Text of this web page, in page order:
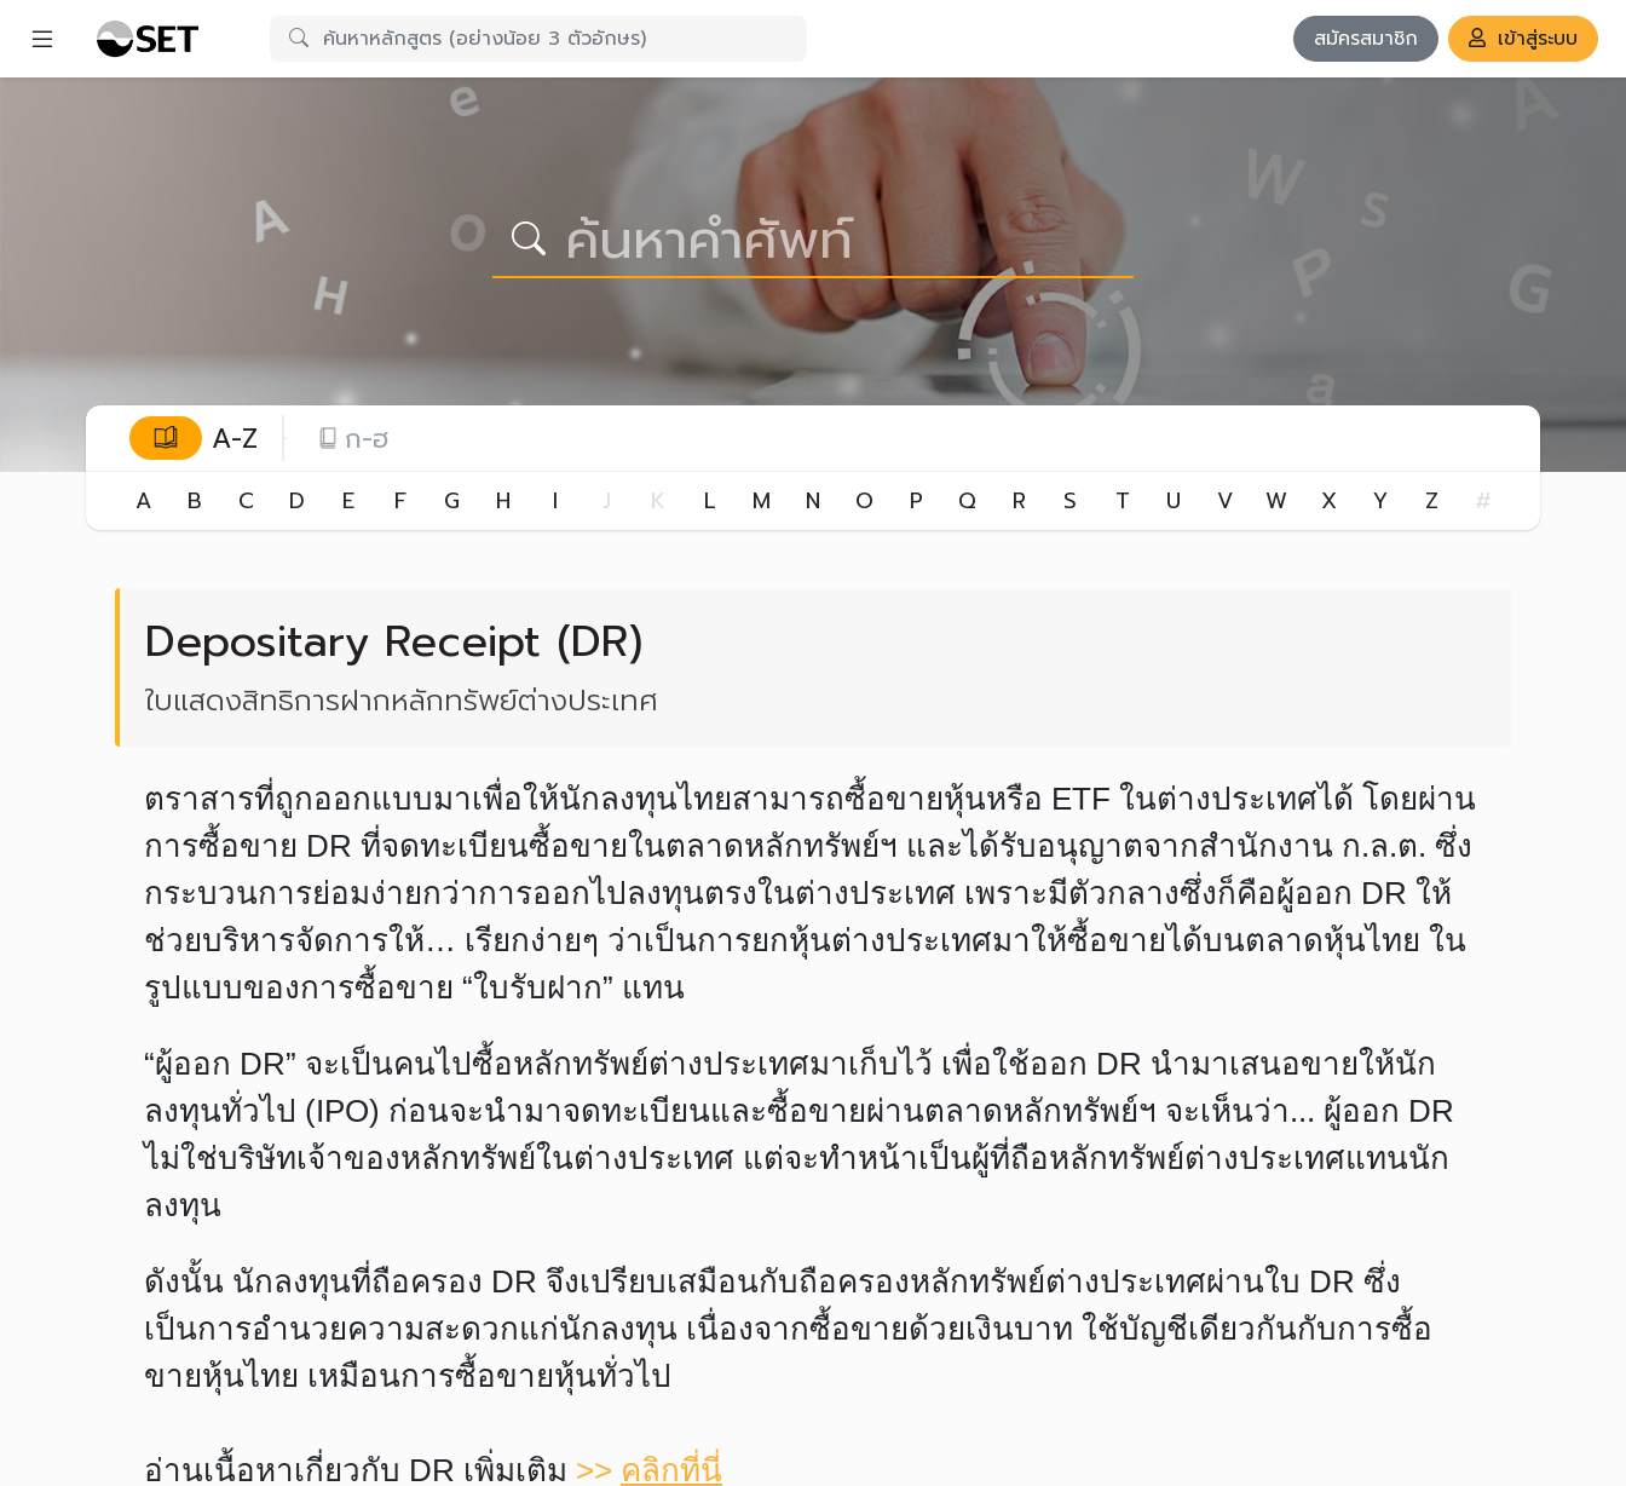
สมัครสมาชิก เข้าสู่ระบบ
A-Z ก-ฮ
A B C D E F G H I J K L M N O P Q R S T U V W X Y Z #
Depositary Receipt (DR)
ใบแสดงสิทธิการฝากหลักทรัพย์ต่างประเทศ
ตราสารที่ถูกออกแบบมาเพื่อให้นักลงทุนไทยสามารถซื้อขายหุ้นหรือ ETF ในต่างประเทศได้ โดยผ่าน
การซื้อขาย DR ที่จดทะเบียนซื้อขายในตลาดหลักทรัพย์ฯ และได้รับอนุญาตจากสำนักงาน ก.ล.ต. ซึ่ง
กระบวนการย่อมง่ายกว่าการออกไปลงทุนตรงในต่างประเทศ เพราะมีตัวกลางซึ่งก็คือผู้ออก DR ให้
ช่วยบริหารจัดการให้… เรียกง่ายๆ ว่าเป็นการยกหุ้นต่างประเทศมาให้ซื้อขายได้บนตลาดหุ้นไทย ใน
รูปแบบของการซื้อขาย “ใบรับฝาก” แทน
“ผู้ออก DR” จะเป็นคนไปซื้อหลักทรัพย์ต่างประเทศมาเก็บไว้ เพื่อใช้ออก DR นำมาเสนอขายให้นัก
ลงทุนทั่วไป (IPO) ก่อนจะนำมาจดทะเบียนและซื้อขายผ่านตลาดหลักทรัพย์ฯ จะเห็นว่า... ผู้ออก DR
ไม่ใช่บริษัทเจ้าของหลักทรัพย์ในต่างประเทศ แต่จะทำหน้าเป็นผู้ที่ถือหลักทรัพย์ต่างประเทศแทนนัก
ลงทุน
ดังนั้น นักลงทุนที่ถือครอง DR จึงเปรียบเสมือนกับถือครองหลักทรัพย์ต่างประเทศผ่านใบ DR ซึ่ง
เป็นการอำนวยความสะดวกแก่นักลงทุน เนื่องจากซื้อขายด้วยเงินบาท ใช้บัญชีเดียวกันกับการซื้อ
ขายหุ้นไทย เหมือนการซื้อขายหุ้นทั่วไป
อ่านเนื้อหาเกี่ยวกับ DR เพิ่มเติม >> คลิกที่นี่